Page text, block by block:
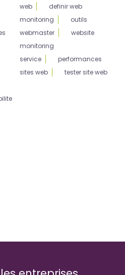
web
definir web
monitoring
outils
webmaster
website
monitoring
service
performances
sites web
tester site web